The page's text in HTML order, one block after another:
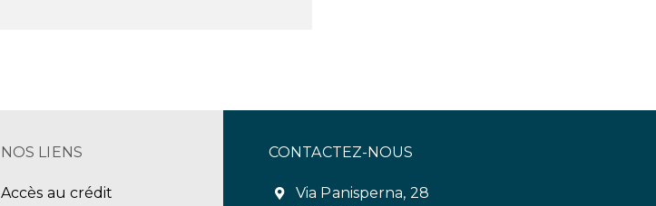
NOS LIENS
Accès au crédit
CONTACTEZ-NOUS
Via Panisperna, 28